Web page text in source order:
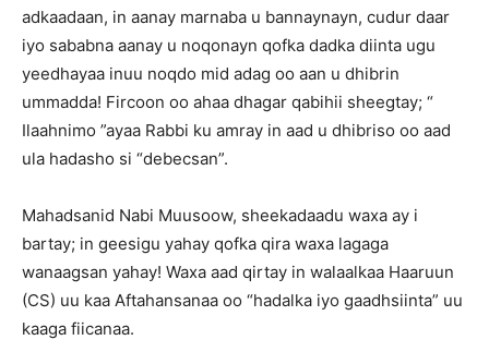
adkaadaan, in aanay marnaba u bannaynayn, cudur daar
iyo sababna aanay u noqonayn qofka dadka diinta ugu
yeedhayaa inuu noqdo mid adag oo aan u dhibrin
ummadda! Fircoon oo ahaa dhagar qabihii sheegtay; “
Ilaahnimo ”ayaa Rabbi ku amray in aad u dhibriso oo aad
ula hadasho si “debecsan”.
Mahadsanid Nabi Muusoow, sheekadaadu waxa ay i
bartay; in geesigu yahay qofka qira waxa lagaga
wanaagsan yahay! Waxa aad qirtay in walaalkaa Haaruun
(CS) uu kaa Aftahansanaa oo “hadalka iyo gaadhsiinta” uu
kaaga fiicanaa.